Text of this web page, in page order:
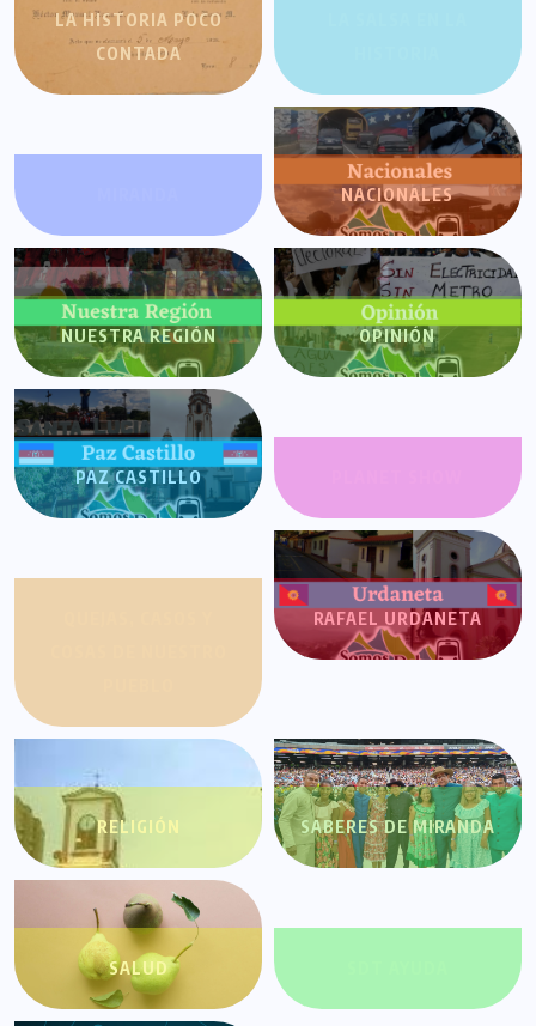
LA HISTORIA POCO
CONTADA
NACIONALES
NUESTRA REGIÓN OPINIÓN
PAZ CASTILLO
RAFAEL URDANETA
RELIGIÓN SABERES DE MIRANDA
SALUD